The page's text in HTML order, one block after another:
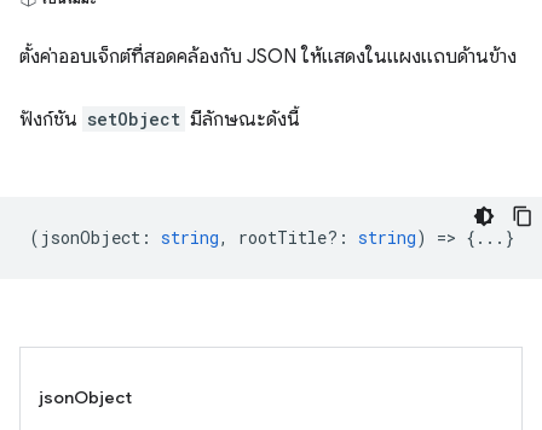
ตั้งค่าออบเจ็กต์ที่สอดคล้องกับ JSON ให้แสดงในแผงแถบด้านข้าง
ฟังก์ชัน setObject มีลักษณะดังนี้
( jsonObject : string, rootTitle? : string) => {...}
jsonObject